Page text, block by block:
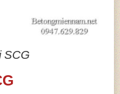
SCG